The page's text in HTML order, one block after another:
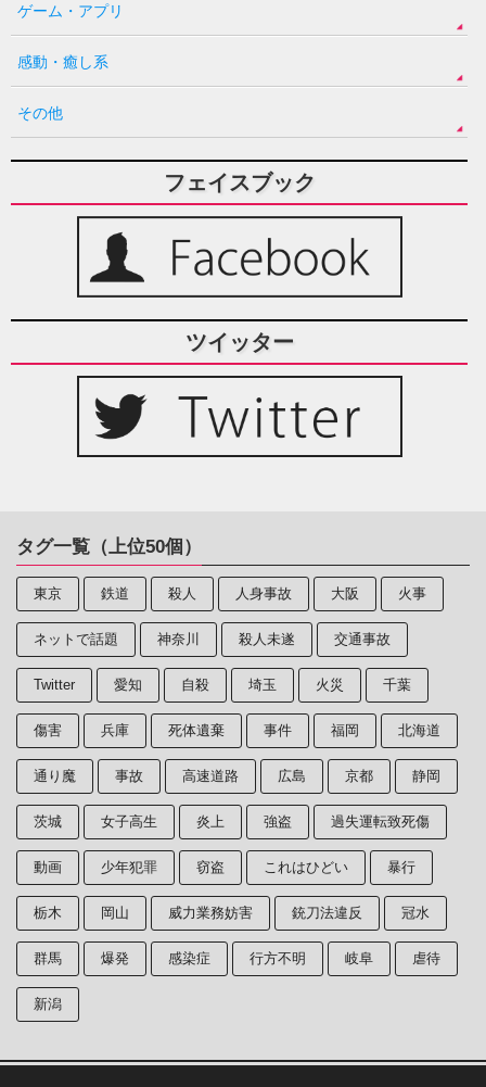
ゲーム・アプリ
感動・癒し系
その他
フェイスブック
ツイッター
タグ一覧（上位50個）
東京 鉄道 殺人 人身事故 大阪 火事
ネットで話題 神奈川 殺人未遂 交通事故
Twitter 愛知 自殺 埼玉 火災 千葉
傷害 兵庫 死体遺棄 事件 福岡 北海道
通り魔 事故 高速道路 広島 京都 静岡
茨城 女子高生 炎上 強盗 過失運転致死傷
動画 少年犯罪 窃盗 これはひどい 暴行
栃木 岡山 威力業務妨害 銃刀法違反 冠水
群馬 爆発 感染症 行方不明 岐阜 虐待
新潟